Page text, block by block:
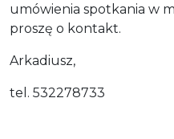
umówienia spotkania w
proszę o kontakt.
Arkadiusz,
tel. 532278733